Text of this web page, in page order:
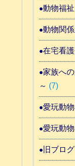
動物福
動物関
在宅看
家族へ
～ (7)
愛玩動
愛玩動
旧ブログ